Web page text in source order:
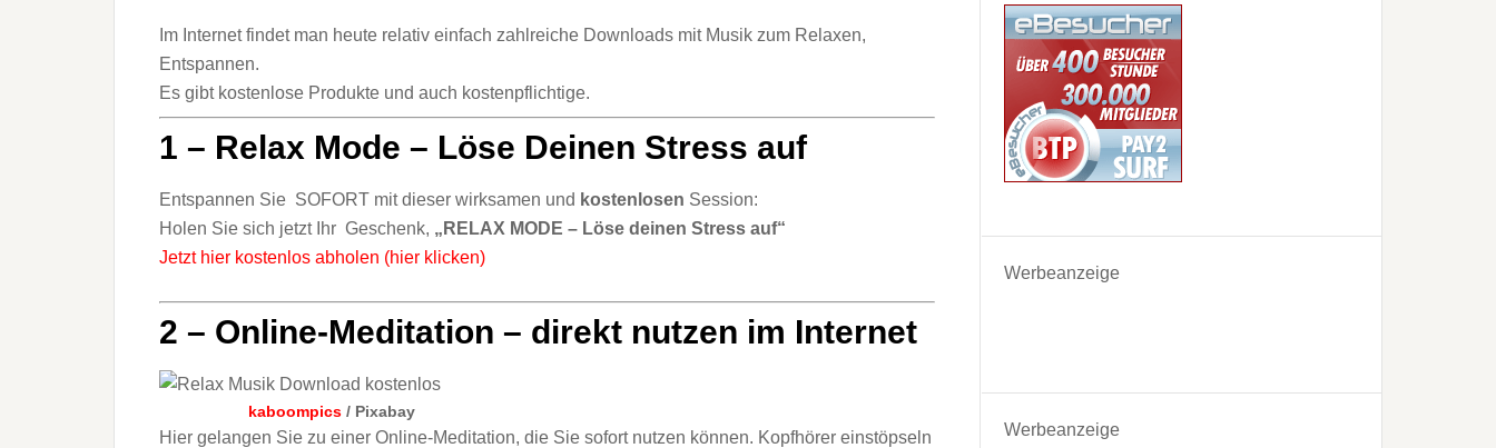
Im Internet findet man heute relativ einfach zahlreiche Downloads mit Musik zum Relaxen,
Entspannen.
Es gibt kostenlose Produkte und auch kostenpflichtige.
1 – Relax Mode – Löse Deinen Stress auf
Entspannen Sie SOFORT mit dieser wirksamen und kostenlosen Session:
Holen Sie sich jetzt Ihr Geschenk, ​ „RELAX MODE – Löse deinen Stress auf“
Jetzt hier kostenlos abholen (hier klicken)
2 – Online-Meditation – direkt nutzen im Internet
kaboompics / Pixabay
Hier gelangen Sie zu einer Online-Meditation, die Sie sofort nutzen können. Kopfhörer einstöpseln
Werbeanzeige
Werbeanzeige